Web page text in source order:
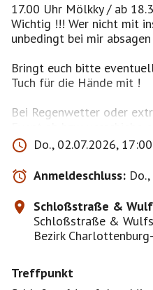
17.00 Uhr Mölkky / ab
Wichtig !!! Wer nicht mit
unbedingt bei mir
Bringt euch bitte
Tuch für die Hände mit !
Bei Regenwetter oder
Event ab bzw.
Tag des Events (ab ca.
Ich habe das Spiel für die
gekauft und würde pro
1,00€ in bar vor Ort
Verständnis.
Startaufstellung der
Mölkky kann prinzipiell mit
Do., 02.07.2026,
Anmeldeschluss:
Schloßstraße &
Schloßstraße &
Bezirk
Treffpunkt